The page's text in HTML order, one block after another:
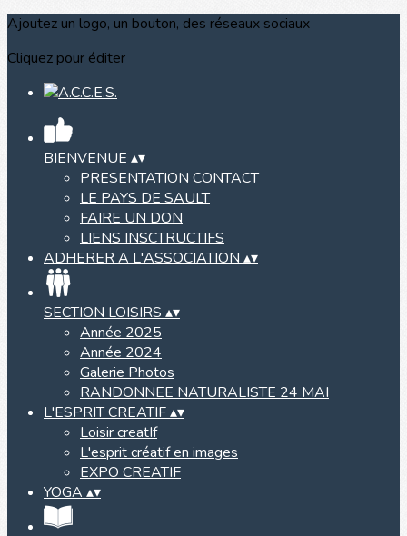
Ajoutez un logo, un bouton, des réseaux sociaux
Cliquez pour éditer
BIENVENUE ▴▾
PRESENTATION CONTACT
LE PAYS DE SAULT
FAIRE UN DON
LIENS INSCTRUCTIFS
ADHERER A L'ASSOCIATION ▴▾
SECTION LOISIRS ▴▾
Année 2025
Année 2024
Galerie Photos
RANDONNEE NATURALISTE 24 MAI
L'ESPRIT CREATIF▴▾
Loisir creatIf
L'esprit créatif en images
EXPO CREATIF
YOGA ▴▾